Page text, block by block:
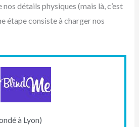
détails physiques (mais là, c’est
étape consiste à charger nos
à Lyon)